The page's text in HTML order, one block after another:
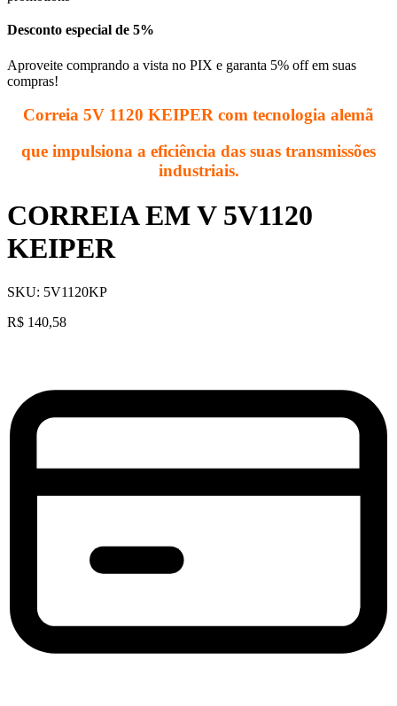
Desconto especial de 5%
Aproveite comprando a vista no PIX e garanta 5% off em suas
compras!
Correia 5V 1120 KEIPER com tecnologia alemã
que impulsiona a eficiência das suas transmissões
industriais.
CORREIA EM V 5V1120
KEIPER
SKU: 5V1120KP
R$ 140,58